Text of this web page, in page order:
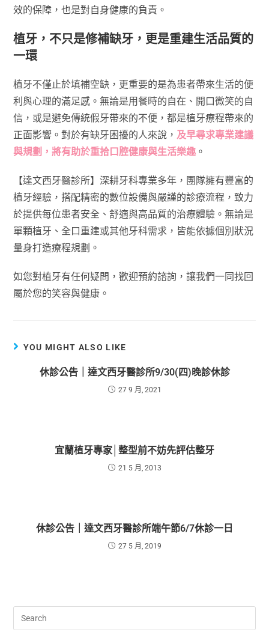
效的保障，也是對自身健康的負責。
植牙，不只是修補缺牙，更是重建生活品質的
一環
植牙不僅止於填補空缺，更重要的是為患者帶來生活的便
利與心理的滿足感。無論是用餐時的自在、開口微笑的自
信，或是避免傳統假牙帶來的不便，都是植牙療程帶來的
正面影響。對於有缺牙困擾的人來說， 及早尋求專業建議
與規劃，將有助於重拾口腔健康與生活樂趣 。
【達文西牙醫診所】深耕牙科專業多年，團隊擁有豐富的
植牙經驗，搭配精密的數位設備與嚴謹的診療流程，致力
於提供每位患者安全、舒適與高品質的治療體驗。無論是
單顆植牙、全口重建或其他牙科需求，皆能依據個別狀況
量身打造療程規劃。
如您對植牙有任何疑問，歡迎預約諮詢，讓我們一同找回
屬於您的笑容與健康。
YOU MIGHT ALSO LIKE
休診公告｜達文西牙醫診所9/30(四)晚診休診
27 9 月, 2021
宜蘭植牙專家│整型前不妨先評估整牙
21 5 月, 2013
休診公告｜達文西牙醫診所端午節6/7休診一日
27 5 月, 2019